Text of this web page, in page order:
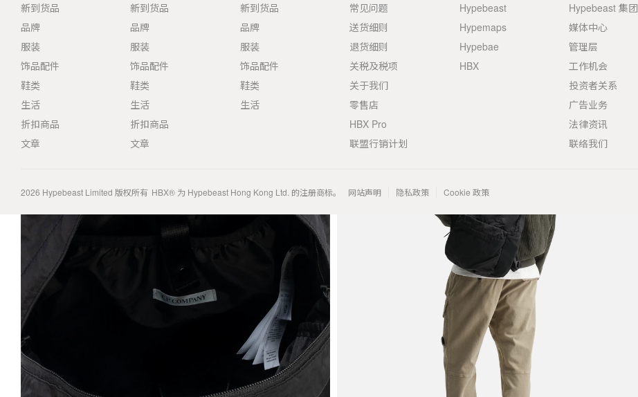
新到货品
品牌
服装
饰品配件
鞋类
生活
折扣商品
文章
新到货品
品牌
服装
饰品配件
鞋类
生活
折扣商品
文章
新到货品
品牌
服装
饰品配件
鞋类
生活
常见问题
送货细则
退货细则
关税及税项
关于我们
零售店
HBX Pro
联盟行销计划
Hypebeast
Hypemaps
Hypebae
HBX
Hypebeast 集团
媒体中心
管理层
工作机会
投资者关系
广告业务
法律资讯
联络我们
2026 Hypebeast Limited 版权所有 HBX® 为 Hypebeast Hong Kong Ltd. 的注册商标。 网站声明 隐私政策 Cookie 政策